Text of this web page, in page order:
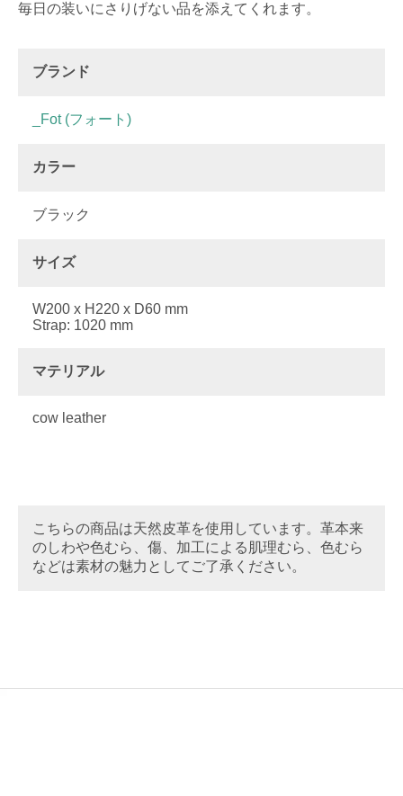
毎日の装いにさりげない品を添えてくれます。
ブランド
_Fot (フォート)
カラー
ブラック
サイズ
W200 x H220 x D60 mm
Strap: 1020 mm
マテリアル
cow leather
こちらの商品は天然皮革を使用しています。革本来
のしわや色むら、傷、加工による肌理むら、色むら
などは素材の魅力としてご了承ください。